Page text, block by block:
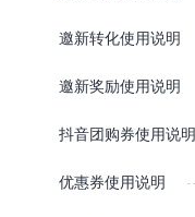
邀新转化使用说明
邀新奖励使用说明
抖音团购券使用说明
优惠券使用说明